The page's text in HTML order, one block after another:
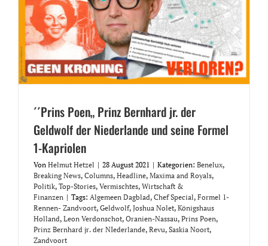
´´Prins Poen„ Prinz Bernhard jr. der
Geldwolf der Niederlande und seine Formel
1-Kapriolen
Von Helmut Hetzel | 28 August 2021 | Kategorien: Benelux,
Breaking News, Columns, Headline, Maxima and Royals,
Politik, Top-Stories, Vermischtes, Wirtschaft &
Finanzen | Tags: Algemeen Dagblad, Chef Special, Formel 1-
Rennen- Zandvoort, Geldwolf, Joshua Nolet, Königshaus
Holland, Leon Verdonschot, Oranien-Nassau, Prins Poen,
Prinz Bernhard jr. der NIederlande, Revu, Saskia Noort,
Zandvoort